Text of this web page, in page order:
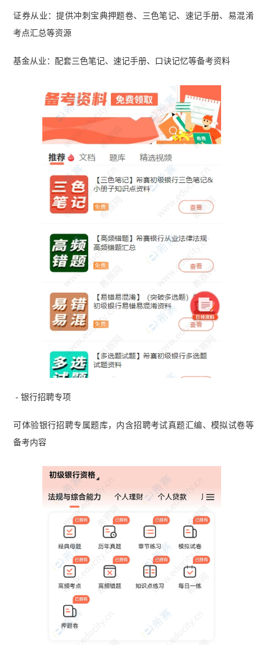
证券从业：提供冲刺宝典押题卷、三色笔记、速记手册、易混淆
考点汇总等资源
基金从业：配套三色笔记、速记手册、口诀记忆等备考资料
- 银行招聘专项
可体验银行招聘专属题库，内含招聘考试真题汇编、模拟试卷等
备考内容